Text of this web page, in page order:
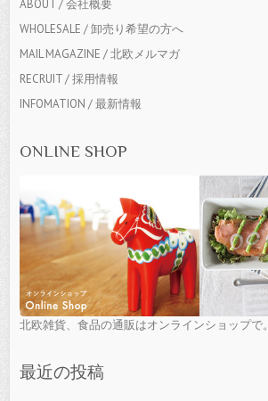
ABOUT / 会社概要
WHOLESALE / 卸売り希望の方へ
MAIL MAGAZINE / 北欧メルマガ
RECRUIT / 採用情報
INFOMATION / 最新情報
ONLINE SHOP
北欧雑貨、食品の通販はオンラインショップで。
最近の投稿